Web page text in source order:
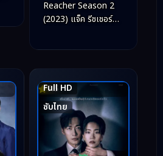
Reacher Season 2
(2023) แจ็ค รีชเชอร์
Full HD
ซับไทย
7.5